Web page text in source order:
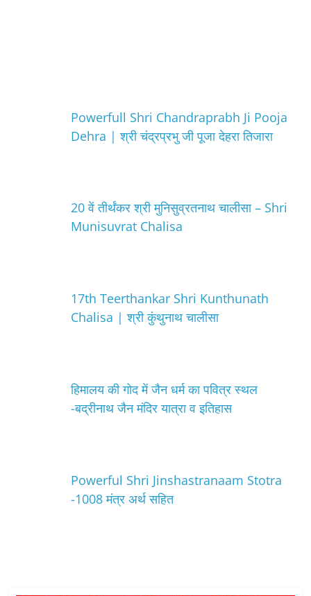
Powerfull Shri Chandraprabh Ji Pooja
Dehra | श्री चंद्रप्रभु जी पूजा देहरा तिजारा
20 वें तीर्थंकर श्री मुनिसुव्रतनाथ चालीसा – Shri
Munisuvrat Chalisa
17th Teerthankar Shri Kunthunath
Chalisa | श्री कुंथुनाथ चालीसा
हिमालय की गोद में जैन धर्म का पवित्र स्थल
-बद्रीनाथ जैन मंदिर यात्रा व इतिहास
Powerful Shri Jinshastranaam Stotra
-1008 मंत्र अर्थ सहित